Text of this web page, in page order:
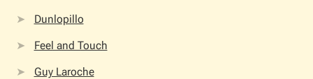
Dunlopillo
Feel and Touch
Guy Laroche